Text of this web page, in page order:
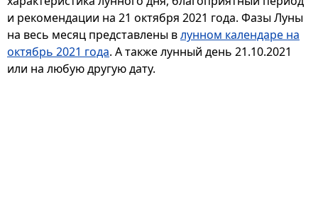
и рекомендации на 21 октября 2021 года. Фазы Луны
на весь месяц представлены влунном календаре на
октябрь 2021 года. А также лунный день 21.10.2021
или на любую другую дату.